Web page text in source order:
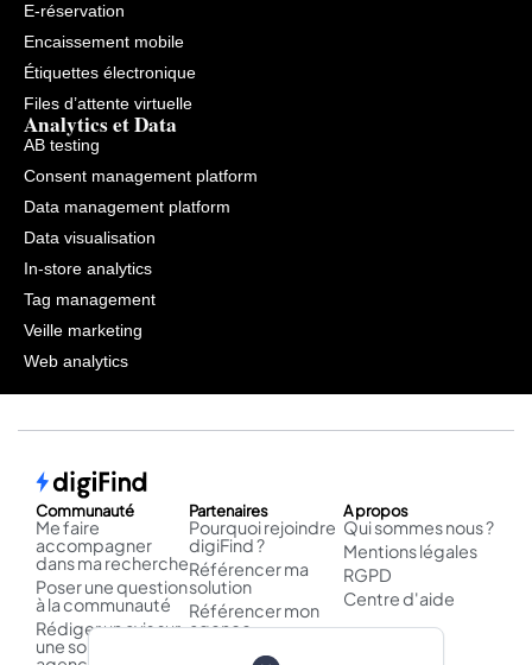
E-réservation
Encaissement mobile
Étiquettes électronique
Files d’attente virtuelle
Analytics et Data
AB testing
Consent management platform
Data management platform
Data visualisation
In-store analytics
Tag management
Veille marketing
Web analytics
Communauté
Me faire
accompagner
dans ma recherche
Poser une question
à la communauté
Rédiger un avis sur
une solution /
Partenaires
Pourquoi rejoindre
digiFind ?
Référencer ma
solution
Référencer mon
agence
Publier un cas
A propos
Qui sommes nous ?
Mentions légales
RGPD
Centre d'aide